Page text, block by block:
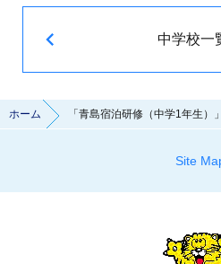
中学校一
ホーム 「青島宿泊研修（中学1年生）
Site